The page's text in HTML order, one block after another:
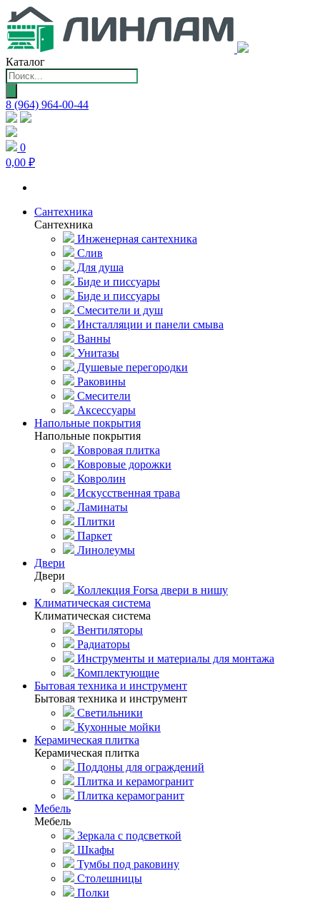
Каталог
Поиск
товаров
8 (964) 964-00-44
0
0,00 ₽
Сантехника
Сантехника
Инженерная сантехника
Слив
Для душа
Биде и писсуары
Биде и писсуары
Смесители и душ
Инсталляции и панели смыва
Ванны
Унитазы
Душевые перегородки
Раковины
Смесители
Аксессуары
Напольные покрытия
Напольные покрытия
Ковровая плитка
Ковровые дорожки
Ковролин
Искусственная трава
Ламинаты
Плитки
Паркет
Линолеумы
Двери
Двери
Коллекция Forsa двери в нишу
Климатическая система
Климатическая система
Вентиляторы
Радиаторы
Инструменты и материалы для монтажа
Комплектующие
Бытовая техника и инструмент
Бытовая техника и инструмент
Светильники
Кухонные мойки
Керамическая плитка
Керамическая плитка
Поддоны для ограждений
Плитка и керамогранит
Плитка керамогранит
Мебель
Мебель
Зеркала с подсветкой
Шкафы
Тумбы под раковину
Столешницы
Полки